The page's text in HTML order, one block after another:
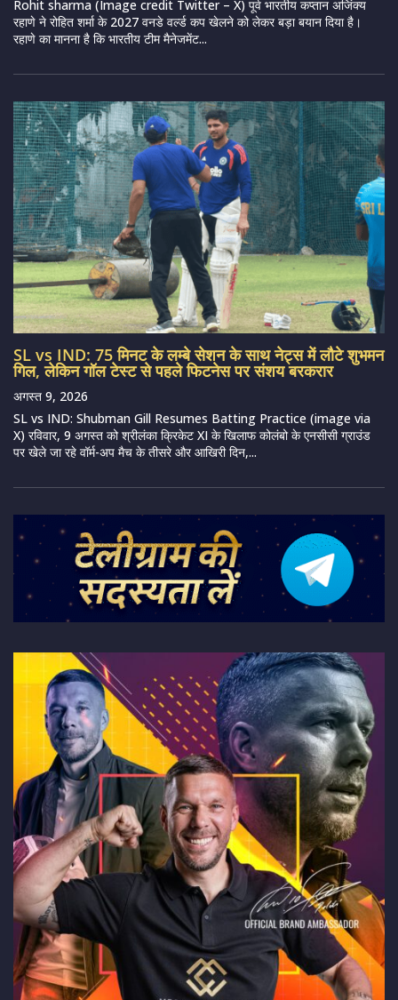
Rohit sharma (Image credit Twitter – X) पूर्व भारतीय कप्तान अजिंक्य
रहाणे ने रोहित शर्मा के 2027 वनडे वर्ल्ड कप खेलने को लेकर बड़ा बयान दिया है।
रहाणे का मानना है कि भारतीय टीम मैनेजमेंट...
SL vs IND: 75 मिनट के लम्बे सेशन के साथ नेट्स में लौटे शुभमन
गिल, लेकिन गॉल टेस्ट से पहले फिटनेस पर संशय बरकरार
अगस्त 9, 2026
SL vs IND: Shubman Gill Resumes Batting Practice (image via
X) रविवार, 9 अगस्त को श्रीलंका क्रिकेट XI के खिलाफ कोलंबो के एनसीसी ग्राउंड
पर खेले जा रहे वॉर्म-अप मैच के तीसरे और आखिरी दिन,...